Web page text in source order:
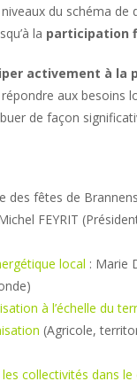
du schéma
la participation
activement à la
aux
de façon
des fêtes de
FEYRIT
local : Marie
à l’échelle du
(Agricole,
les collectivités dans